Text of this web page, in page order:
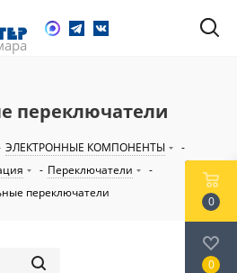
переключатели
ЭЛЕКТРОННЫЕ КОМПОНЕНТЫ
-
- Переключатели
-
переключатели
0
0